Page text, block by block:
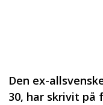
Den ex-
30, har skrivit på